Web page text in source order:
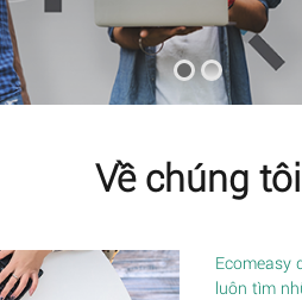
Về chúng tôi
Ecomeasy
luôn tìm